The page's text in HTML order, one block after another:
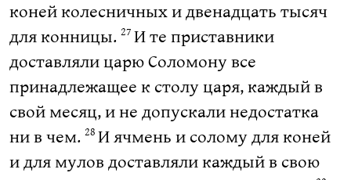
коней колесничных и двенадцать тысяч
для конницы. 27 И те приставники
доставляли царю Соломону все
принадлежащее к столу царя, каждый в
свой месяц, и не допускали недостатка
ни в чем. 28 И ячмень и солому для коней
и для мулов доставляли каждый в свою